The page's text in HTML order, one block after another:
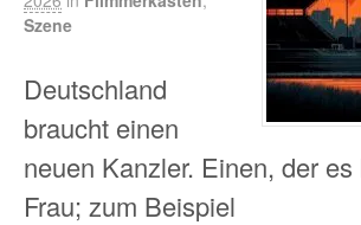
Szene
Deutschland
braucht einen
neuen Kanzler. Einen, der
Frau; zum Beispiel